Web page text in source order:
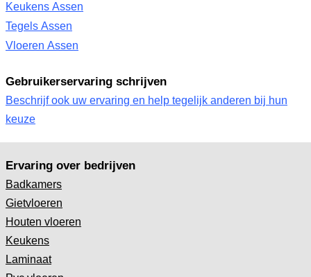
Keukens Assen
Tegels Assen
Vloeren Assen
Gebruikerservaring schrijven
Beschrijf ook uw ervaring en help tegelijk anderen bij hun
keuze
Ervaring over bedrijven
Badkamers
Gietvloeren
Houten vloeren
Keukens
Laminaat